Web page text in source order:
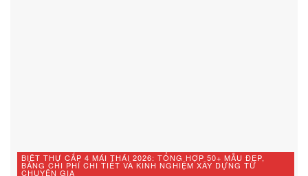
BIỆT THỰ CẤP 4 MÁI THÁI 2026: TỔNG HỢP 50+ MẪU ĐẸP,
BẢNG CHI PHÍ CHI TIẾT VÀ KINH NGHIỆM XÂY DỰNG TỪ
CHUYÊN GIA